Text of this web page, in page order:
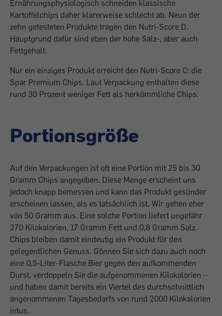
Ernährungsphysiologisch schneiden klassische
Kartoffelchips daher klarerweise schlecht ab. Neun der
zehn getesteten Produkte tragen den Nutri-Score D.
Hauptgrund dafür sind eben der hohe Salz-, aber auch
Fettgehalt.
Nur ein einziges Produkt erreicht den Nutri-Score C: die
Spar Premium Chips. Laut Verpackung enthalten diese
rund 30 Prozent weniger Fett als herkömmliche Chips.
Portionsgröße
Auf den Verpackungen ist oft eine Portion mit 25 bis 30
Gramm Chips angegeben. Diese Menge erscheint uns
jedoch knapp bemessen und kann das Produkt gesünder
erscheinen lassen, als es tatsächlich ist. Wir gehen eher
von 50 Gramm aus. Eine solche Portion liefert ungefähr
270 Kilokalorien, 17 Gramm Fett und 0,8 Gramm Salz.
Chips bleiben damit eindeutig ein Produkt für den
gelegentlichen Genuss. Gönnen Sie sich dazu auch noch
eine 0,5-Liter-Flasche Bier gegen den aufkommenden
Durst, verdoppeln Sie die aufgenommenen Kilokalorien –
und haben damit bereits ein Viertel des durchschnittlich
angenommenen Tagesbedarfs von rund 2000 Kilokalorien
intus.